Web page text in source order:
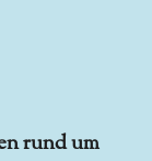
rund um